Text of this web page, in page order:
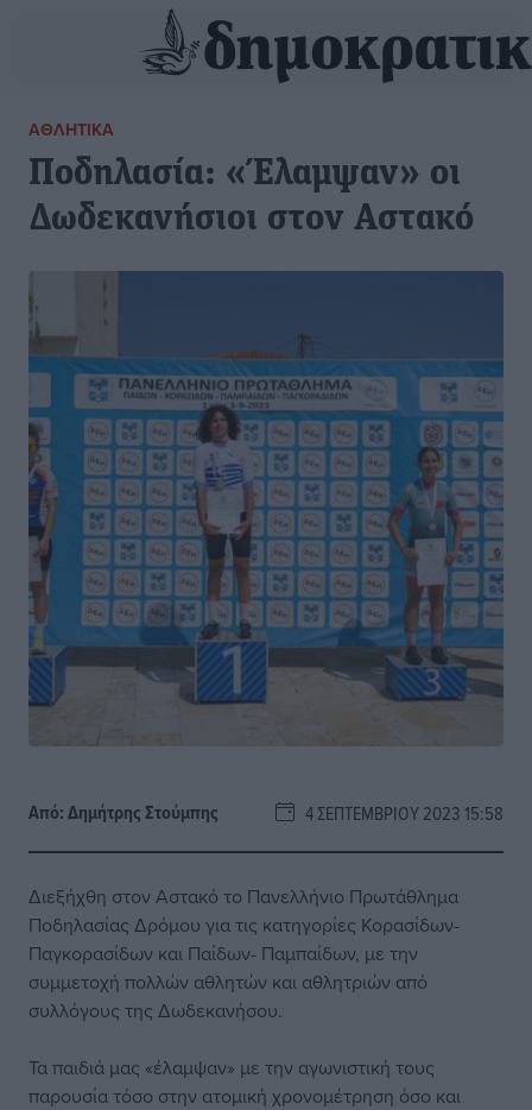
ΑΘΛΗΤΙΚΆ
Ποδηλασία: «Έλαμψαν» οι
Δωδεκανήσιοι στον Αστακό
Από:Δημήτρης Στούμπης 4 ΣΕΠΤΕΜΒΡΊΟΥ 2023 15:58
Διεξήχθη στον Αστακό το Πανελλήνιο Πρωτάθλημα
Ποδηλασίας Δρόμου για τις κατηγορίες Κορασίδων-
Παγκορασίδων και Παίδων- Παμπαίδων, με την
συμμετοχή πολλών αθλητών και αθλητριών από
συλλόγους της Δωδεκανήσου.
Τα παιδιά μας «έλαμψαν» με την αγωνιστική τους
παρουσία τόσο στην ατομική χρονομέτρηση όσο και